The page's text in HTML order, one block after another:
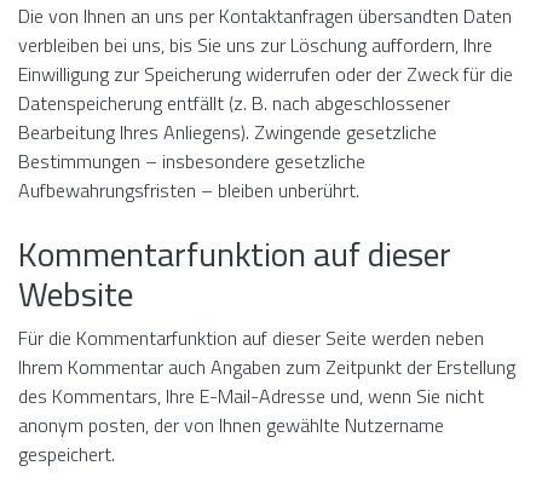
Die von Ihnen an uns per Kontaktanfragen übersandten Daten
verbleiben bei uns, bis Sie uns zur Löschung auffordern, Ihre
Einwilligung zur Speicherung widerrufen oder der Zweck für die
Datenspeicherung entfällt (z. B. nach abgeschlossener
Bearbeitung Ihres Anliegens). Zwingende gesetzliche
Bestimmungen – insbesondere gesetzliche
Aufbewahrungsfristen – bleiben unberührt.
Kommentar­funktion auf dieser
Website
Für die Kommentarfunktion auf dieser Seite werden neben
Ihrem Kommentar auch Angaben zum Zeitpunkt der Erstellung
des Kommentars, Ihre E-Mail-Adresse und, wenn Sie nicht
anonym posten, der von Ihnen gewählte Nutzername
gespeichert.